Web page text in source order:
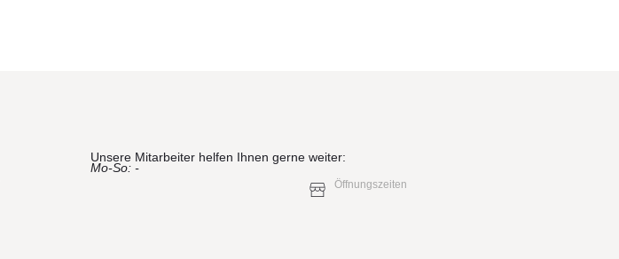
Unsere Mitarbeiter helfen Ihnen gerne weiter:
Mo-So: -
Öffnungszeiten